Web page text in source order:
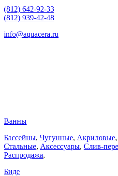
(812) 642-92-33
(812) 939-42-48
info@aquacera.ru
Ванны
Бассейны, Чугунные, Акриловые,
Стальные, Аксессуары, Слив-
Распродажа,
Биде